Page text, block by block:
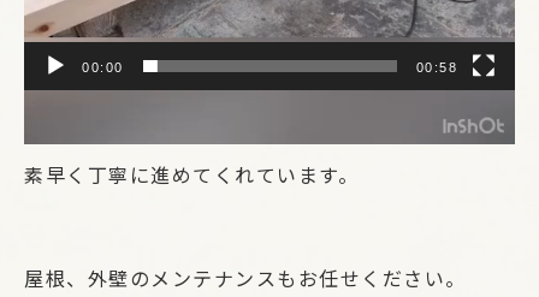
00:00 00:58
素早く丁寧に進めてくれています。
屋根、外壁のメンテナンスもお任せください。